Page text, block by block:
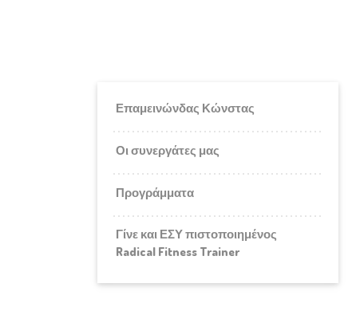
Επαμεινώνδας Κώνστας
Οι συνεργάτες μας
Προγράμματα
Γίνε και ΕΣΥ πιστοποιημένος
Radical Fitness Trainer